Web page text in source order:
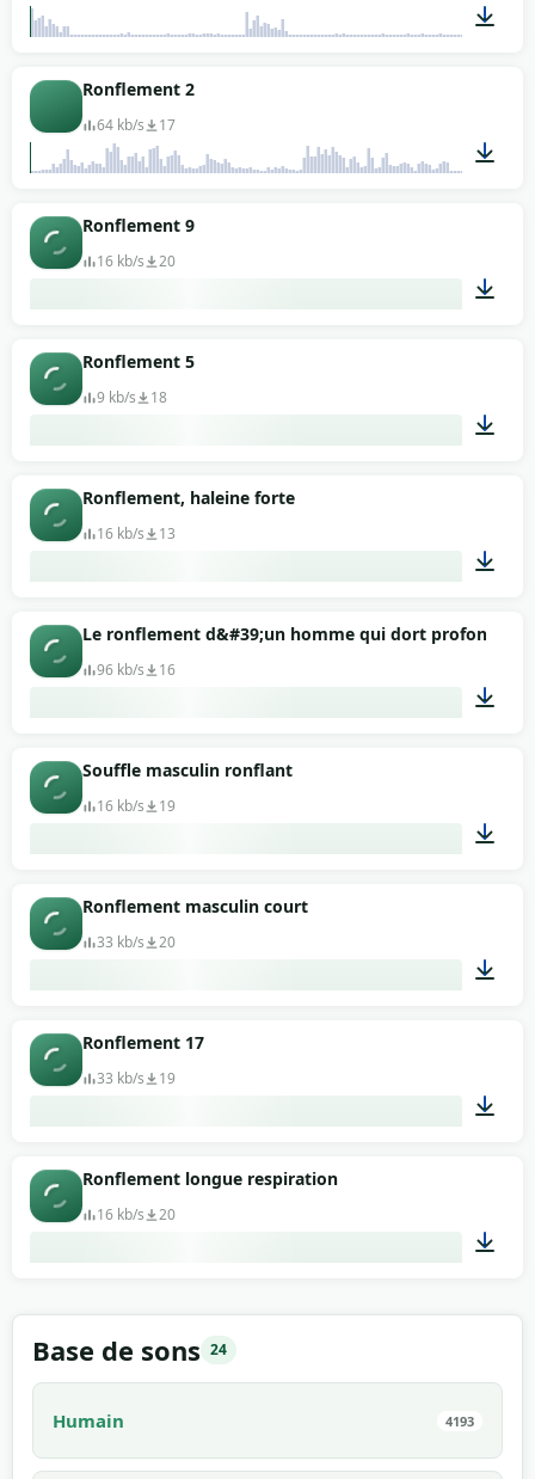
Ronflement 2
64 kb/s 17
Ronflement 9
16 kb/s 20
Ronflement 5
9 kb/s 18
Ronflement, haleine forte
16 kb/s 13
00:02
Le ronflement d&#39;un homme qui dort
96 kb/s 16
Souffle masculin ronflant
16 kb/s 19
Ronflement masculin court
33 kb/s 20
Ronflement 17
33 kb/s 19
Ronflement longue respiration
16 kb/s 20
Base de sons 24
Humain 4193